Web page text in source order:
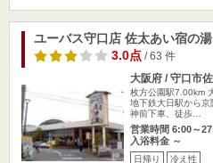
ユーバス守口店 佐太あい宿の湯
3.0点/ 63 件
大阪府 / 守口市
枚方公園駅7.00km
地下鉄大日駅から
神前下車、徒歩…
営業時間 6:00～
入浴料金 ～
日帰り 冷え性